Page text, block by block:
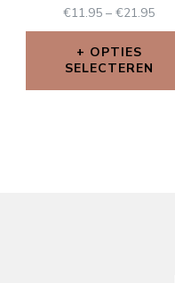
€11.95 –€21.95
OPTIES
SELECTEREN